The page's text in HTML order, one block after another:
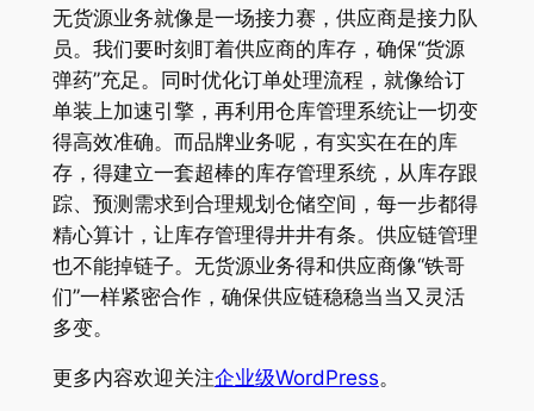
无货源业务就像是一场接力赛，供应商是接力队
员。我们要时刻盯着供应商的库存，确保“货源
弹药”充足。同时优化订单处理流程，就像给订
单装上加速引擎，再利用仓库管理系统让一切变
得高效准确。而品牌业务呢，有实实在在的库
存，得建立一套超棒的库存管理系统，从库存跟
踪、预测需求到合理规划仓储空间，每一步都得
精心算计，让库存管理得井井有条。供应链管理
也不能掉链子。无货源业务得和供应商像“铁哥
们”一样紧密合作，确保供应链稳稳当当又灵活
多变。
更多内容欢迎关注企业级WordPress。